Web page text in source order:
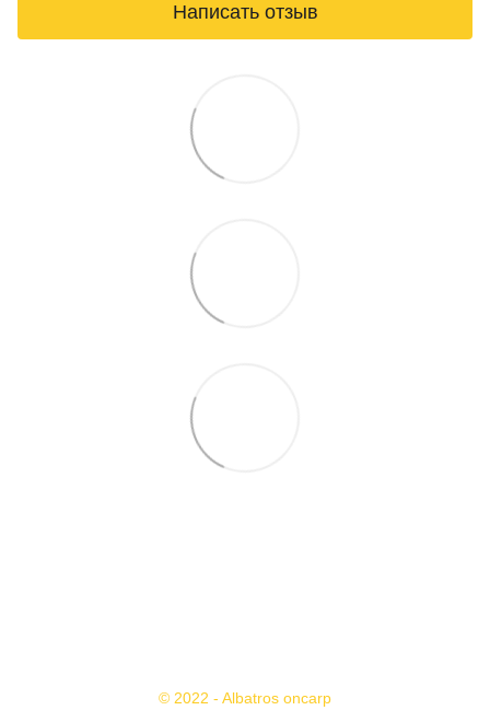
Написать отзыв
© 2022 - Albatros oncarp